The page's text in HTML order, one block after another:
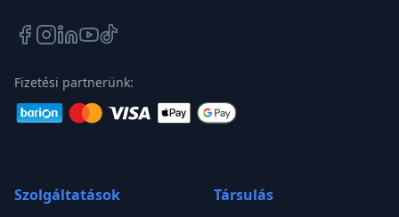
Fizetési partnerünk:
Szolgáltatások
Társulás